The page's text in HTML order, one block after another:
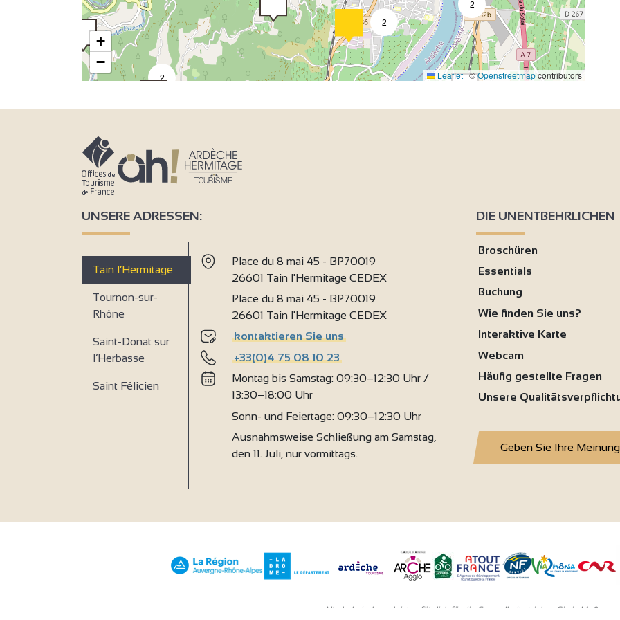
2
6
2
2
+
−
Leaflet|©Openstreetmapcontributors
UNSERE ADRESSEN:
Tain l’Hermitage
Tournon-sur-
Rhône
Saint-Donat sur
l’Herbasse
Saint Félicien
Place du 8 mai 45 - BP70019
26601 Tain l'Hermitage CEDEX
Place du 8 mai 45 - BP70019
26601 Tain l'Hermitage CEDEX
kontaktieren Sie uns
+33(0)4 75 08 10 23
Montag bis Samstag: 09:30–12:30 Uhr /
13:30–18:00 Uhr
Sonn- und Feiertage: 09:30–12:30 Uhr
Ausnahmsweise Schließung am Samstag,
den 11. Juli, nur vormittags.
DIE UNENTBEHRLICHEN
Broschüren
Essentials
Buchung
Wie finden Sie uns?
Interaktive Karte
Webcam
Häufig gestellte Fragen
Unsere
Geben Sie Ihre Meinung
Alkoholmissbrauch ist gefährlich für die Gesundheit - trinken Sie in Maβen